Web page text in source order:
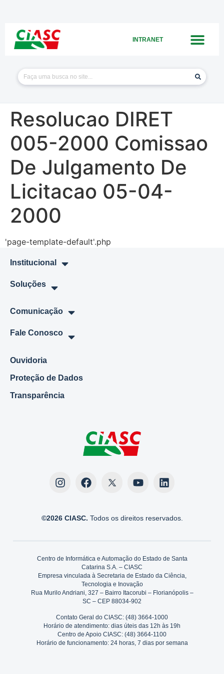
INTRANET
Resolucao DIRET
005-2000 Comissao
De Julgamento De
Licitacao 05-04-
2000
'page-template-default'.php
Institucional
Soluções
Comunicação
Fale Conosco
Ouvidoria
Proteção de Dados
Transparência
©2026 CIASC. Todos os direitos reservados.
Centro de Informática e Automação do Estado de Santa
Catarina S.A. – CIASC
Empresa vinculada à Secretaria de Estado da Ciência,
Tecnologia e Inovação
Rua Murilo Andriani, 327 – Bairro Itacorubi – Florianópolis –
SC – CEP 88034-902
Contato Geral do CIASC: (48) 3664-1000
Horário de atendimento: dias úteis das 12h às 19h
Centro de Apoio CIASC: (48) 3664-1100
Horário de funcionamento: 24 horas, 7 dias por semana